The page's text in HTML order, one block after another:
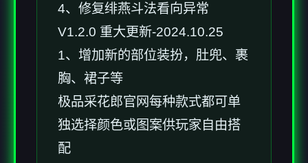
4、修复绯燕斗法看向异常
V1.2.0 重大更新-2024.10.25
1、增加新的部位装扮，肚兜、裹
胸、裙子等
极品采花郎官网每种款式都可单
独选择颜色或图案供玩家自由搭
配